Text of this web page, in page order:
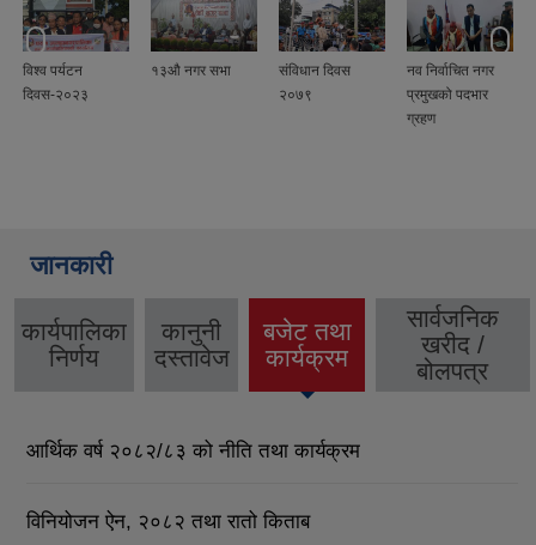
विश्व पर्यटन
दिवस-२०२३
१३औ नगर सभा
संविधान दिवस
२०७९
नव निर्वाचित नगर
प्रमुखको पदभार
ग्रहण
जानकारी
कार्यपालिका
निर्णय
कानुनी
दस्तावेज
बजेट तथा
कार्यक्रम
(active
सार्वजनिक
खरीद /
बोलपत्र
आर्थिक वर्ष २०८२/८३ को नीति तथा कार्यक्रम
विनियोजन ऐन, २०८२ तथा रातो किताब